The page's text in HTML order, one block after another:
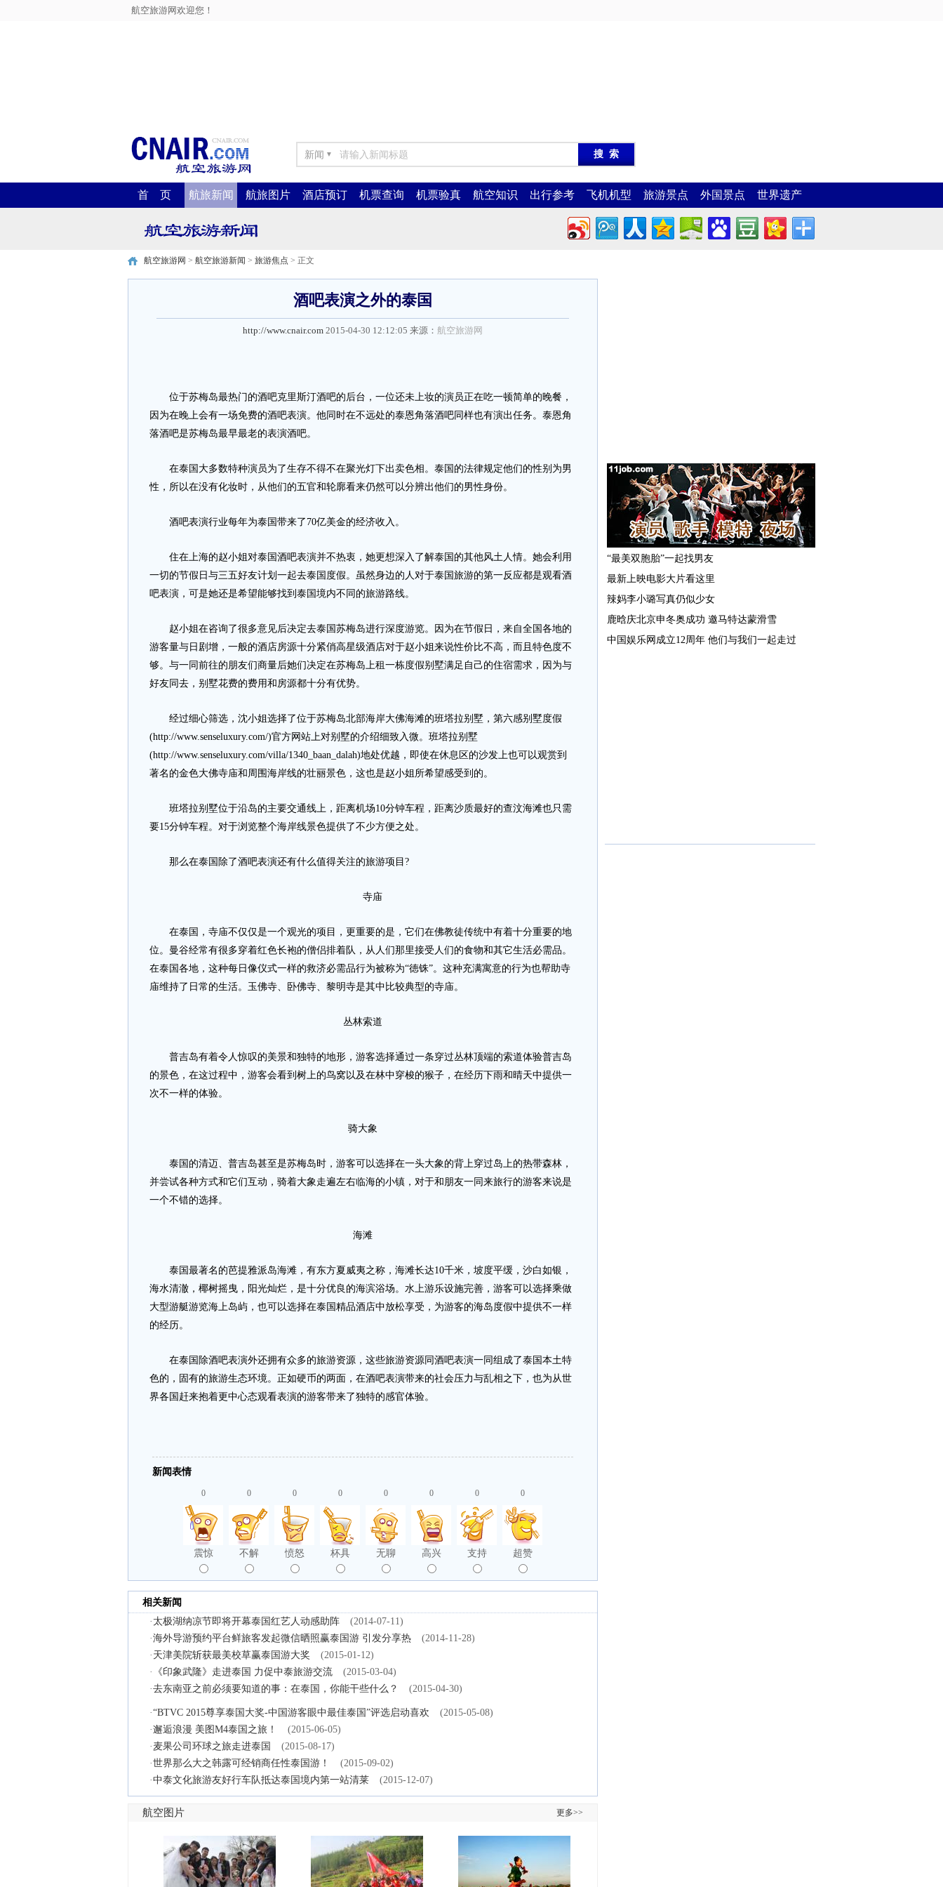
航空旅游网欢迎您！
新闻 ▼
首 页 航旅新闻 航旅图片 酒店预订 机票查询 机票验真 航空知识 出行参考 飞机机型 旅游景点 外国景点 世界遗产
航空旅游网 > 航空旅游新闻 > 旅游焦点 > 正文
酒吧表演之外的泰国
http://www.cnair.com 2015-04-30 12:12:05 来源： 航空旅游网
位于苏梅岛最热门的酒吧克里斯汀酒吧的后台，一位还未上妆的演员正在吃一顿简单的晚餐，
因为在晚上会有一场免费的酒吧表演。他同时在不远处的泰恩角落酒吧同样也有演出任务。泰恩角
落酒吧是苏梅岛最早最老的表演酒吧。
在泰国大多数特种演员为了生存不得不在聚光灯下出卖色相。泰国的法律规定他们的性别为男
性，所以在没有化妆时，从他们的五官和轮廓看来仍然可以分辨出他们的男性身份。
酒吧表演行业每年为泰国带来了70亿美金的经济收入。
住在上海的赵小姐对泰国酒吧表演并不热衷，她更想深入了解泰国的其他风土人情。她会利用
一切的节假日与三五好友计划一起去泰国度假。虽然身边的人对于泰国旅游的第一反应都是观看酒
吧表演，可是她还是希望能够找到泰国境内不同的旅游路线。
赵小姐在咨询了很多意见后决定去泰国苏梅岛进行深度游览。因为在节假日，来自全国各地的
游客量与日剧增，一般的酒店房源十分紧俏高星级酒店对于赵小姐来说性价比不高，而且特色度不
够。与一同前往的朋友们商量后她们决定在苏梅岛上租一栋度假别墅满足自己的住宿需求，因为与
好友同去，别墅花费的费用和房源都十分有优势。
经过细心筛选，沈小姐选择了位于苏梅岛北部海岸大佛海滩的班塔拉别墅，第六感别墅度假
(http://www.senseluxury.com/)官方网站上对别墅的介绍细致入微。班塔拉别墅
(http://www.senseluxury.com/villa/1340_baan_dalah)地处优越，即使在休息区的沙发上也可以观赏到
著名的金色大佛寺庙和周围海岸线的壮丽景色，这也是赵小姐所希望感受到的。
班塔拉别墅位于沿岛的主要交通线上，距离机场10分钟车程，距离沙质最好的查汶海滩也只需
要15分钟车程。对于浏览整个海岸线景色提供了不少方便之处。
那么在泰国除了酒吧表演还有什么值得关注的旅游项目?
寺庙
在泰国，寺庙不仅仅是一个观光的项目，更重要的是，它们在佛教徒传统中有着十分重要的地
位。曼谷经常有很多穿着红色长袍的僧侣排着队，从人们那里接受人们的食物和其它生活必需品。
在泰国各地，这种每日像仪式一样的救济必需品行为被称为“徳铢”。这种充满寓意的行为也帮助寺
庙维持了日常的生活。玉佛寺、卧佛寺、黎明寺是其中比较典型的寺庙。
丛林索道
普吉岛有着令人惊叹的美景和独特的地形，游客选择通过一条穿过丛林顶端的索道体验普吉岛
的景色，在这过程中，游客会看到树上的鸟窝以及在林中穿梭的猴子，在经历下雨和晴天中提供一
次不一样的体验。
骑大象
泰国的清迈、普吉岛甚至是苏梅岛时，游客可以选择在一头大象的背上穿过岛上的热带森林，
并尝试各种方式和它们互动，骑着大象走遍左右临海的小镇，对于和朋友一同来旅行的游客来说是
一个不错的选择。
海滩
泰国最著名的芭提雅派岛海滩，有东方夏威夷之称，海滩长达10千米，坡度平缓，沙白如银，
海水清澈，椰树摇曳，阳光灿烂，是十分优良的海滨浴场。水上游乐设施完善，游客可以选择乘做
大型游艇游览海上岛屿，也可以选择在泰国精品酒店中放松享受，为游客的海岛度假中提供不一样
的经历。
在泰国除酒吧表演外还拥有众多的旅游资源，这些旅游资源同酒吧表演一同组成了泰国本土特
色的，固有的旅游生态环境。正如硬币的两面，在酒吧表演带来的社会压力与乱相之下，也为从世
界各国赶来抱着更中心态观看表演的游客带来了独特的感官体验。
新闻表情
0
震惊
0
不解
0
愤怒
0
杯具
0
无聊
0
高兴
0
支持
0
超赞
相关新闻
· 太极湖纳凉节即将开幕泰国红艺人动感助阵
(2014-07-11)
·海外导游预约平台鲜旅客发起微信晒照赢泰国游 引发分享热
(2014-11-28)
· 天津美院斩获最美校草赢泰国游大奖
(2015-01-12)
·
《印象武隆》走进泰国 力促中泰旅游交流
(2015-03-04)
·去东南亚之前必须要知道的事：在泰国，你能干些什么？ (2015-04-30)
·“BTVC 2015尊享泰国大奖-中国游客眼中最佳泰国”评选启动喜欢
(2015-05-08)
·邂逅浪漫 美图M4泰国之旅！
(2015-06-05)
· 麦果公司环球之旅走进泰国
(2015-08-17)
·世界那么大之韩露可经销商任性泰国游！
(2015-09-02)
·中泰文化旅游友好行车队抵达泰国境内第一站清莱 (2015-12-07)
航空图片 更多>>